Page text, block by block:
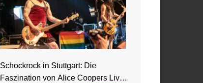
Schockrock in Stuttgart: Die
Faszination von Alice Coopers Live-